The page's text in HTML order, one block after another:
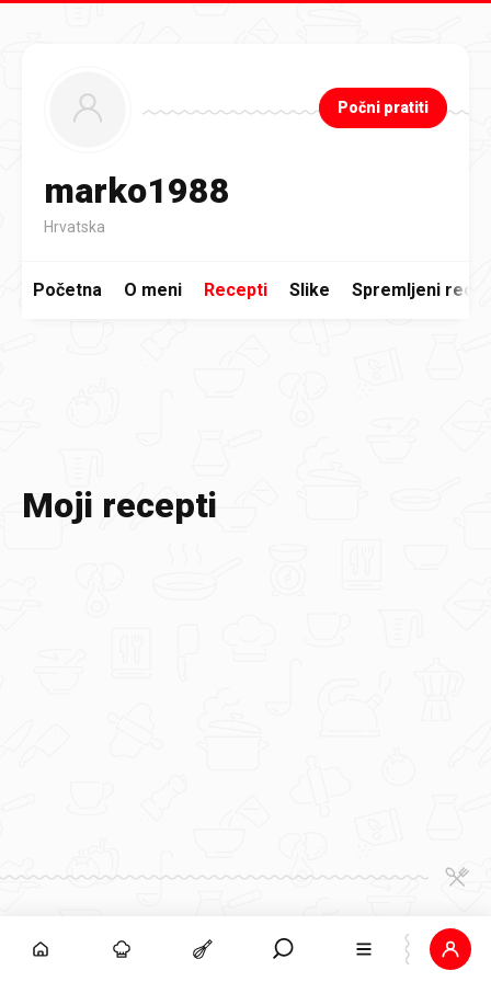
marko1988
Hrvatska
Počni pratiti
Početna O meni Recepti Slike Spremljeni
Moji recepti